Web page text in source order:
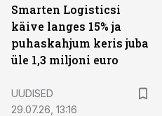
Smarten Logisticsi
käive langes 15% ja
puhaskahjum keris juba
üle 1,3 miljoni euro
UUDISED
29.07.26, 13:16